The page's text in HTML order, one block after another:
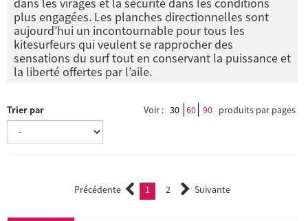
plus engagées. Les planches directionnelles sont
aujourd’hui un incontournable pour tous les
kitesurfeurs qui veulent se rapprocher des
sensations du surf tout en conservant la puissance et
la liberté offertes par l’aile.
Trier par Voir : 30 60 90 produits par pages
Précédente 1 (current)
2 Suivante